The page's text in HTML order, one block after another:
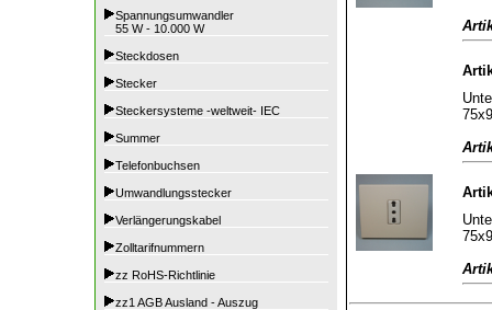
Spannungsumwandler
55 W - 10.000 W
Steckdosen
Stecker
Steckersysteme -weltweit- IEC
Summer
Telefonbuchsen
Umwandlungsstecker
Verlängerungskabel
Zolltarifnummern
zz RoHS-Richtlinie
zz1 AGB Ausland - Auszug